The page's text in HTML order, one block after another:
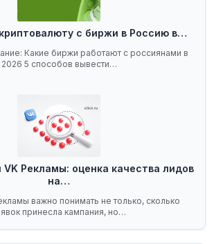
с биржи в Россию в…
Какие биржи работают с россиянами в
2026 5 способов вывести…
VK Рекламы: оценка качества лидов
на…
важно понимать не только, сколько
принесла кампания, но…